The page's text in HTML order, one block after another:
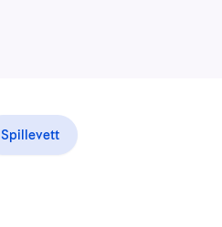
Spillevett